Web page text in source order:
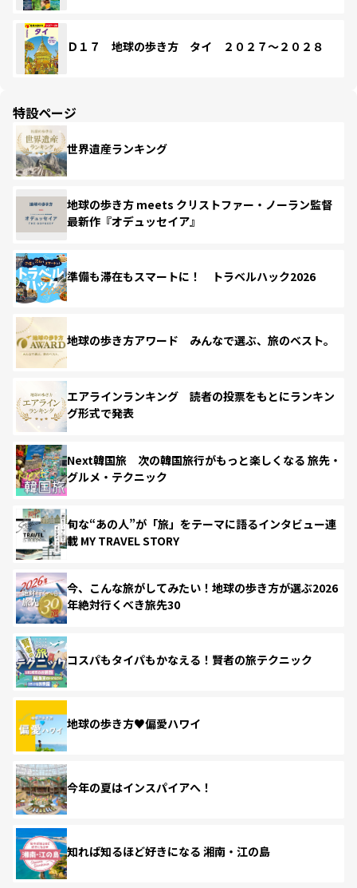
Ｄ１７ 地球の歩き方 タイ ２０２７～２０２８
特設ページ
世界遺産ランキング
地球の歩き方 meets クリストファー・ノーラン監督
最新作『オデュッセイア』
準備も滞在もスマートに！ トラベルハック2026
地球の歩き方アワード みんなで選ぶ、旅のベスト。
エアラインランキング 読者の投票をもとにランキン
グ形式で発表
Next韓国旅 次の韓国旅行がもっと楽しくなる 旅先・
グルメ・テクニック
旬な“あの人”が「旅」をテーマに語るインタビュー連
載 MY TRAVEL STORY
今、こんな旅がしてみたい！地球の歩き方が選ぶ2026
年絶対行くべき旅先30
コスパもタイパもかなえる！賢者の旅テクニック
地球の歩き方♥偏愛ハワイ
今年の夏はインスパイアへ！
知れば知るほど好きになる 湘南・江の島